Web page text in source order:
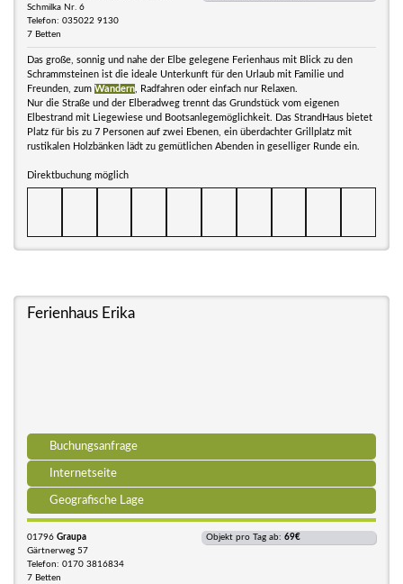
Schmilka Nr. 6
Telefon: 035022 9130
7 Betten
Das große, sonnig und nahe der Elbe gelegene Ferienhaus mit Blick zu den
Schrammsteinen ist die ideale Unterkunft für den Urlaub mit Familie und
Freunden, zum Wandern , Radfahren oder einfach nur Relaxen.
Nur die Straße und der Elberadweg trennt das Grundstück vom eigenen
Elbestrand mit Liegewiese und Bootsanlegemöglichkeit. Das StrandHaus bietet
Platz für bis zu 7 Personen auf zwei Ebenen, ein überdachter Grillplatz mit
rustikalen Holzbänken lädt zu gemütlichen Abenden in geselliger Runde ein.
Direktbuchung möglich
Ferienhaus Erika
Buchungsanfrage
Internetseite
Geografische Lage
01796 Graupa
Gärtnerweg 57
Telefon: 0170 3816834
7 Betten
Objekt pro Tag ab: 69€